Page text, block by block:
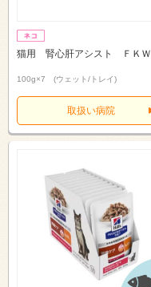
猫用 腎心肝アシスト ＦＫＷ
100g×7 (ウェット/トレイ)
取扱い病院